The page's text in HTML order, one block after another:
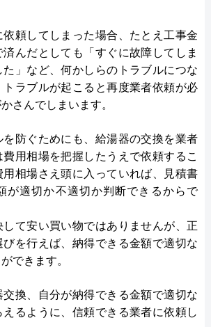
頼してしまった場合、たとえ工事金
んだとしても「すぐに故障してしま
た」など、何かしらのトラブルにつな
トラブルが起こると再度業者依頼が必
さんでしまいます。
を防ぐためにも、給湯器の交換を業者
用相場を把握したうえで依頼するこ
用相場さえ頭に入っていれば、見積書
が適切か不適切か判断できるからで
て安い買い物ではありませんが、正
びを行えば、納得できる金額で適切な
できます。
換、自分が納得できる金額で適切な
るように、信頼できる業者に依頼し